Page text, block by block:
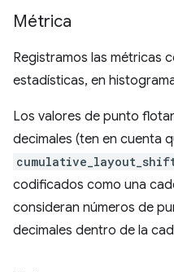
Métrica
Registramos las métricas
estadísticas, en
Los valores de punto
decimales (ten en cuenta
codificados como una
consideran números de
decimales dentro de la